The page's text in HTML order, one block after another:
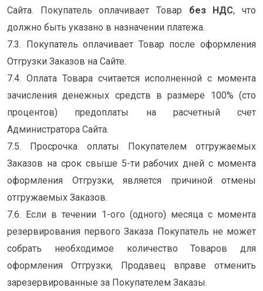
Сайта. Покупатель оплачивает Товар без НДС, что
должно быть указано в назначении платежа.
7.3. Покупатель оплачивает Товар после оформления
Отгрузки Заказов на Сайте.
7.4. Оплата Товара считается исполненной с момента
зачисления денежных средств в размере 100% (сто
процентов) предоплаты на расчетный счет
Администратора Сайта.
7.5. Просрочка оплаты Покупателем отгружаемых
Заказов на срок свыше 5-ти рабочих дней с момента
оформления Отгрузки, является причиной отмены
отгружаемых Заказов.
7.6. Если в течении 1-ого (одного) месяца с момента
резервирования первого Заказа Покупатель не может
собрать необходимое количество Товаров для
оформления Отгрузки, Продавец вправе отменить
зарезервированные за Покупателем Заказы.